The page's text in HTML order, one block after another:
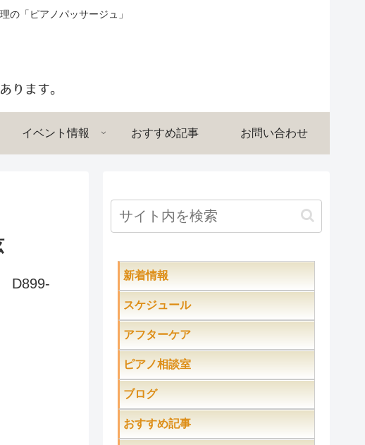
の「ピアノパッサージュ」
イベント情報 おすすめ記事 お問い合わせ
D899-
新着情報
スケジュール
アフターケア
ピアノ相談室
ブログ
おすすめ記事